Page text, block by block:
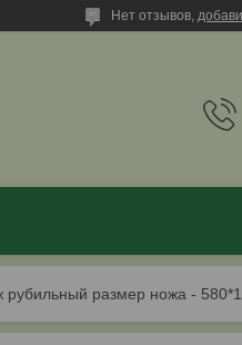
Нет отзывов,
рубильный размер ножа -